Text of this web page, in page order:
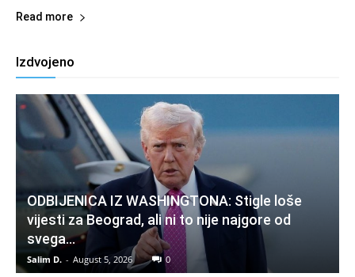
Read more
Izdvojeno
ODBIJENICA IZ WASHINGTONA: Stigle loše
vijesti za Beograd, ali ni to nije najgore od
svega…
Salim D. - August 5, 2026 0